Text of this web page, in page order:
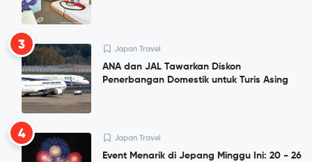
3 Japan Travel
ANA dan JAL Tawarkan Diskon
Penerbangan Domestik untuk Turis Asing
4 Japan Travel
Event Menarik di Jepang Minggu Ini: 20 - 26